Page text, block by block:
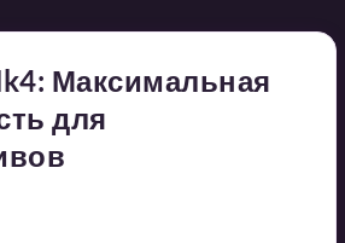
Максимальная
для